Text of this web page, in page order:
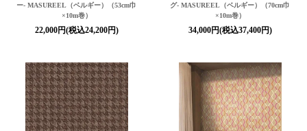
ー- MASUREEL（ベルギー）（53cm巾
×10m巻）
22,000円(税込24,200円)
グ- MASUREEL（ベルギー）（70cm巾
×10m巻）
34,000円(税込37,400円)